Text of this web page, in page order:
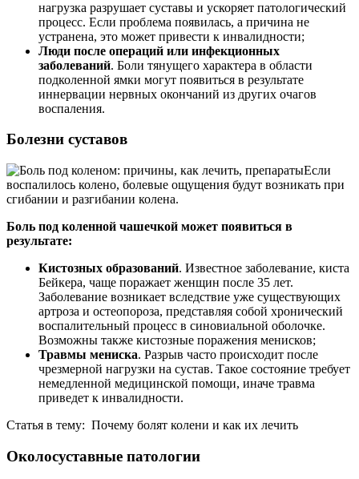
нагрузка разрушает суставы и ускоряет патологический
процесс. Если проблема появилась, а причина не
устранена, это может привести к инвалидности;
Люди после операций или инфекционных
заболеваний. Боли тянущего характера в области
подколенной ямки могут появиться в результате
иннервации нервных окончаний из других очагов
воспаления.
Болезни суставов
Если
воспалилось колено, болевые ощущения будут возникать при
сгибании и разгибании колена.
Боль под коленной чашечкой может появиться в
результате:
Кистозных образований. Известное заболевание, киста
Бейкера, чаще поражает женщин после 35 лет.
Заболевание возникает вследствие уже существующих
артроза и остеопороза, представляя собой хронический
воспалительный процесс в синовиальной оболочке.
Возможны также кистозные поражения менисков;
Травмы мениска. Разрыв часто происходит после
чрезмерной нагрузки на сустав. Такое состояние требует
немедленной медицинской помощи, иначе травма
приведет к инвалидности.
Статья в тему: Почему болят колени и как их лечить
Околосуставные патологии